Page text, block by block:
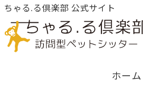
ちゃる.る倶楽部 公式サイト
ホーム